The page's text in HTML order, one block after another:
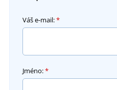
Váš e-mail:*
Jméno:*